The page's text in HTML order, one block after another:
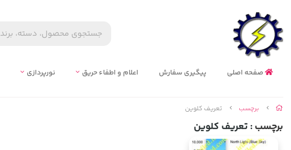
صفحه اصلی پیگیری سفارش اعلام و اطفاء حریق نورپردازی
برچسب تعریف کلوین
برچسب : تعریف کلوین